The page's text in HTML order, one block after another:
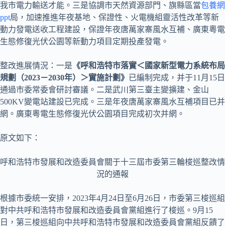
我市電力輸送才能。三是協調市天然資源部門、旗縣區當包養網
ppt局，加速推進年夜基地、保證性、火電機組靈活性改革等新
動力發電送收工程建設，保證年夜唐萬家寨風水互補、廣東粵電
生態修復光伏公園等新動力項目定期投產發電。
整改進展情況：一是 《呼和浩特市落實＜國家新型電力系統布局
規劃（2023－2030年）＞實施計劃》 已編制完成，并于11月15日
通過市委常委會研討審議。二是武川第三臺主變擴建、金山
500KV變電站建設已完成。三是年夜唐萬家寨風水互補項目已并
網。廣東粵電生態修復光伏公園項目完成初次并網。
原文如下：
呼和浩特市發展和改造委員會關于十三屆市委第三輪梭巡整改情
況的通報
根據市委統一安排，2023年4月24日至6月26日，市委第三梭巡組
對中共呼和浩特市發展和改造委員會黨組進行了梭巡。9月15
日，第三梭巡組向中共呼和浩特市發展和改造委員會黨組反饋了